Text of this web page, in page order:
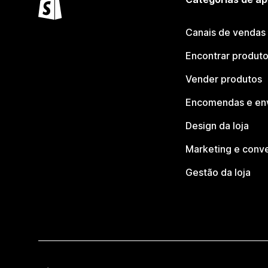
Canais de vendas
Encontrar
Vender produtos
Encomendas e
Design da loja
Marketing e
Gestão da loja